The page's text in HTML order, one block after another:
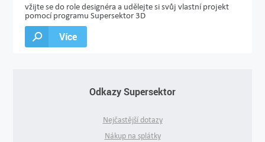
vžijte se do role designéra a udělejte si svůj vlastní projekt
pomocí programu Supersektor 3D
Více
Odkazy Supersektor
Nejčastější dotazy
Nákup na splátky